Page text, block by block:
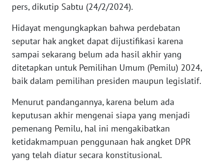
pers, dikutip Sabtu (24/2/2024).
Hidayat mengungkapkan bahwa perdebatan
seputar hak angket dapat dijustifikasi karena
sampai sekarang belum ada hasil akhir yang
ditetapkan untuk Pemilihan Umum (Pemilu) 2024,
baik dalam pemilihan presiden maupun legislatif.
Menurut pandangannya, karena belum ada
keputusan akhir mengenai siapa yang menjadi
pemenang Pemilu, hal ini mengakibatkan
ketidakmampuan penggunaan hak angket DPR
yang telah diatur secara konstitusional.
WN
WN
JAKARTA
WN
WN
BANTEN
WN